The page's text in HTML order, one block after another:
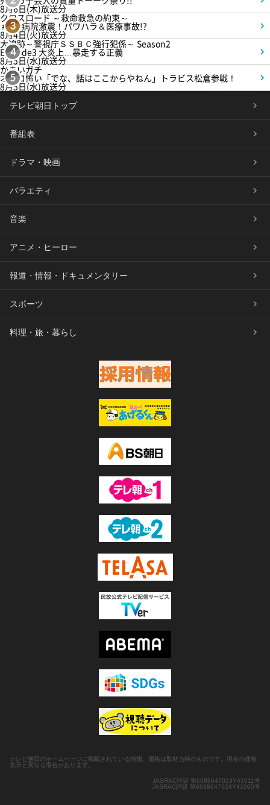
8月6日(木)放送分
3
クロスロード ～救命救急の約束～
＃5 病院激震！パワハラ＆医療事故!?
8月4日(火)放送分
4
大追跡～警視庁ＳＳＢＣ強行犯係～ Season2
Episode3 大炎上…暴走する正義
8月5日(水)放送分
5
かまいガチ
オモロ怖い「でな、話はここからやねん」トラビス松倉参戦！
8月5日(水)放送分
テレビ朝日トップ
番組表
ドラマ・映画
バラエティ
音楽
アニメ・ヒーロー
報道・情報・ドキュメンタリー
スポーツ
料理・旅・暮らし
テレビ朝日のホームページに掲載されている情報、価格は取材当時のものです。現在の価格
表示と異なる場合があります。
JASRAC許諾 第6688647023Y41011号
JASRAC許諾 第6688647024Y41005号